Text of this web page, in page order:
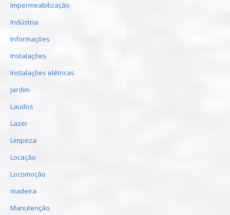
Impermeabilização
Indústria
Informações
Instalações
Instalações elétricas
Jardim
Laudos
Lazer
Limpeza
Locação
Locomoção
madeira
Manutenção